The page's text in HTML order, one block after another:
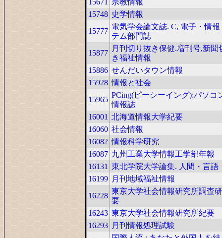
15671
宗教情報
15748 史学情報
15777
電気学会論文誌. C, 電子・情
テム部門誌
15877
月刊切り抜き保健.増刊号,新聞
き福祉情報
15886 せんだいタウン情報
15928 情報と社会
15965
PCing(ピーシーイング):パソコ
情報誌
16001 北海道情報大学紀要
16060 社会情報
16082 情報科学研究
16087 九州工業大学情報工学部年報
16131 東北学院大学論集. 人間・言語
16199 月刊地域福祉情報
16228
東京大学社会情報研究所調査
要
16243 東京大学社会情報研究所紀要
16293 月刊情報処理試験